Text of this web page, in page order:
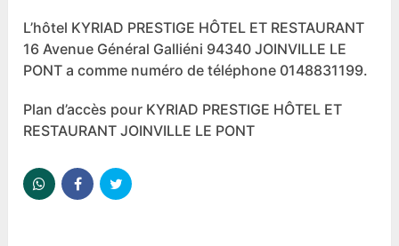
L’hôtel KYRIAD PRESTIGE HÔTEL ET RESTAURANT
16 Avenue Général Galliéni 94340 JOINVILLE LE
PONT a comme numéro de téléphone 0148831199.
Plan d’accès pour KYRIAD PRESTIGE HÔTEL ET
RESTAURANT JOINVILLE LE PONT